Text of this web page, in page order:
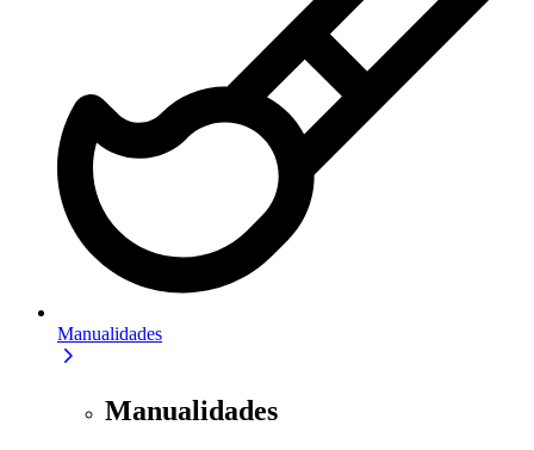
Manualidades
Manualidades